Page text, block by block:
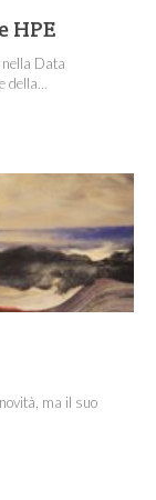
HPE
Data
ma il suo